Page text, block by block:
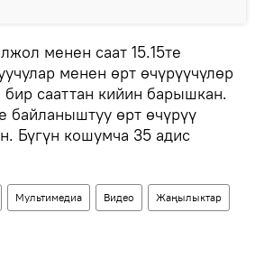
менен саат 15.15те
менен өрт өчүрүүчүлөр
сааттан кийин барышкан.
байланыштуу өрт өчүрүү
Бүгүн кошумча 35 адис
Мультимедиа Видео Жаңылыктар